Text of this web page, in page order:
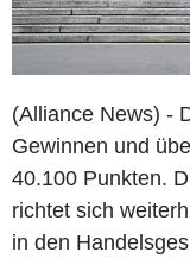
(Alliance News) -
Gewinnen und
40.100 Punkten.
richtet sich
in den